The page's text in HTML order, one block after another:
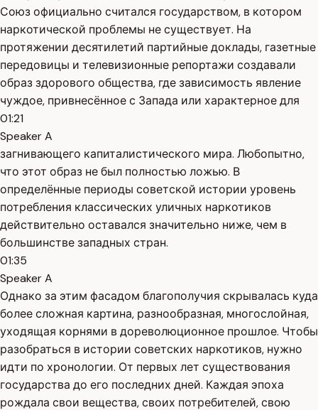
Союз официально считался государством, в котором
наркотической проблемы не существует. На
протяжении десятилетий партийные доклады, газетные
передовицы и телевизионные репортажи создавали
образ здорового общества, где зависимость явление
чуждое, привнесённое с Запада или характерное для
01:21
Speaker A
загнивающего капиталистического мира. Любопытно,
что этот образ не был полностью ложью. В
определённые периоды советской истории уровень
потребления классических уличных наркотиков
действительно оставался значительно ниже, чем в
большинстве западных стран.
01:35
Speaker A
Однако за этим фасадом благополучия скрывалась куда
более сложная картина, разнообразная, многослойная,
уходящая корнями в дореволюционное прошлое. Чтобы
разобраться в истории советских наркотиков, нужно
идти по хронологии. От первых лет существования
государства до его последних дней. Каждая эпоха
рождала свои вещества, своих потребителей, свою